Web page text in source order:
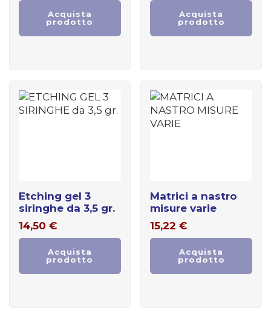
Acquista
prodotto
Acquista
prodotto
etching gel 3
siringhe da 3,5 gr.
14,50 €
Acquista
prodotto
matrici a nastro
misure varie
15,22 €
Acquista
prodotto